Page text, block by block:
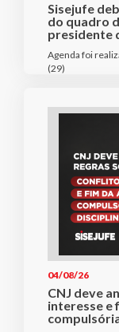
Sisejufe
do quadro
presidente
Agenda foi
(29)
04/08/26
CNJ deve
interesse e